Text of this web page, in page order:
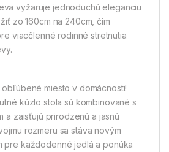
vyžaruje jednoduchú eleganciu
zo 160cm na 240cm, čím
viacčlenné rodinné stretnutia
miesto v domácnosti!
kúzlo stola sú kombinované s
a zaisťujú prirodzenú a jasnú
rozmeru sa stáva novým
pre každodenné jedlá a ponúka